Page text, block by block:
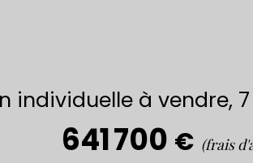
individuelle à vendre,
641 700 € (frais